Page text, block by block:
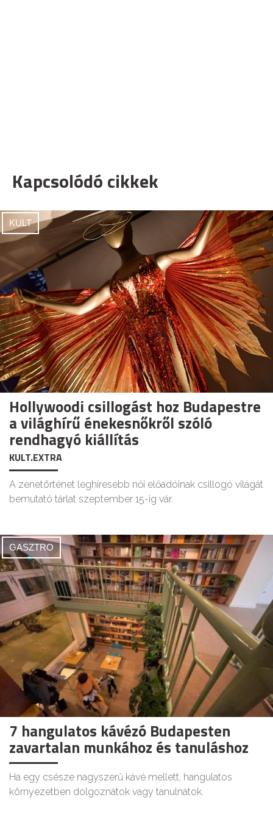
Kapcsolódó cikkek
KULT
Hollywoodi csillogást hoz Budapestre
a világhírű énekesnőkről szóló
rendhagyó kiállítás
KULT.EXTRA
A zenetörténet leghíresebb női előadóinak csillogó világát
bemutató tárlat szeptember 15-ig vár.
GASZTRO
7 hangulatos kávézó Budapesten
zavartalan munkához és tanuláshoz
Ha egy csésze nagyszerű kávé mellett, hangulatos
környezetben dolgoznátok vagy tanulnátok.